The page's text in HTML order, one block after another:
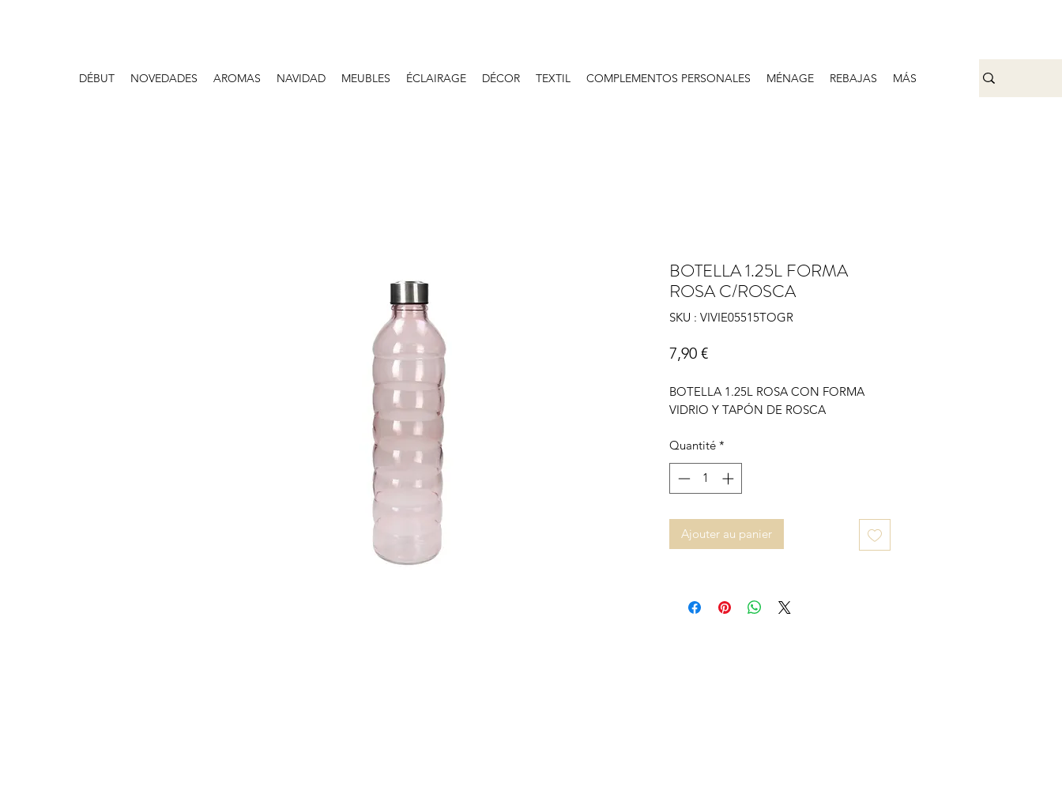
DÉBUT NOVEDADES AROMAS NAVIDAD MEUBLES ÉCLAIRAGE DÉCOR TEXTIL COMPLEMENTOS PERSONALES MÉNAGE REBAJAS MÁS
BOTELLA 1.25L FORMA
ROSA C/ROSCA
SKU : VIVIE05515TOGR
7,90 €Prix
BOTELLA 1.25L ROSA CON FORMA
VIDRIO Y TAPÓN DE ROSCA
Quantité *
Ajouter au panier